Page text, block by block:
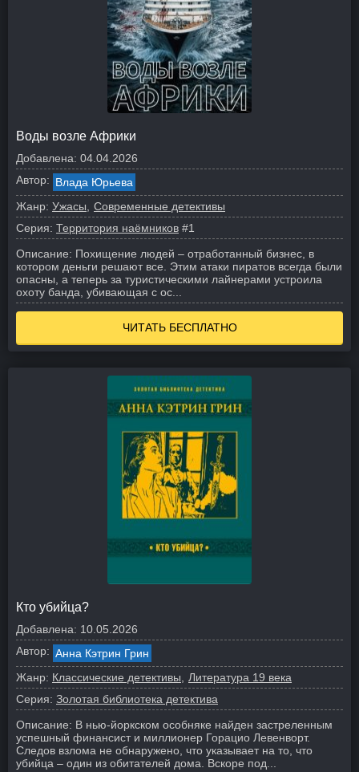
Воды возле Африки
Добавлена: 04.04.2026
Автор: Влада Юрьева
Жанр: Ужасы
Современные детективы
Серия: Территория наёмников #1
Описание: Похищение людей – отработанный бизнес, в
котором деньги решают все. Этим атаки пиратов всегда были
опасны, а теперь за туристическими лайнерами устроила
охоту банда, убивающая с ос...
ЧИТАТЬ БЕСПЛАТНО
Кто убийца?
Добавлена: 10.05.2026
Автор: Анна Кэтрин Грин
Жанр: Классические детективы
Литература 19 века
Серия: Золотая библиотека детектива
Описание: В нью-йоркском особняке найден застреленным
успешный финансист и миллионер Горацио Левенворт.
Следов взлома не обнаружено, что указывает на то, что
убийца – один из обитателей дома. Вскоре под...